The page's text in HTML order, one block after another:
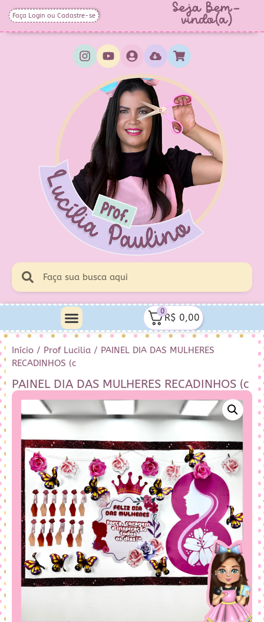
Faça Login ou Cadastre-se Seja Bem-
vindo(a)
0
R$ 0,00
Início / Prof Lucilia / PAINEL DIA DAS MULHERES
RECADINHOS (c
PAINEL DIA DAS MULHERES RECADINHOS (c